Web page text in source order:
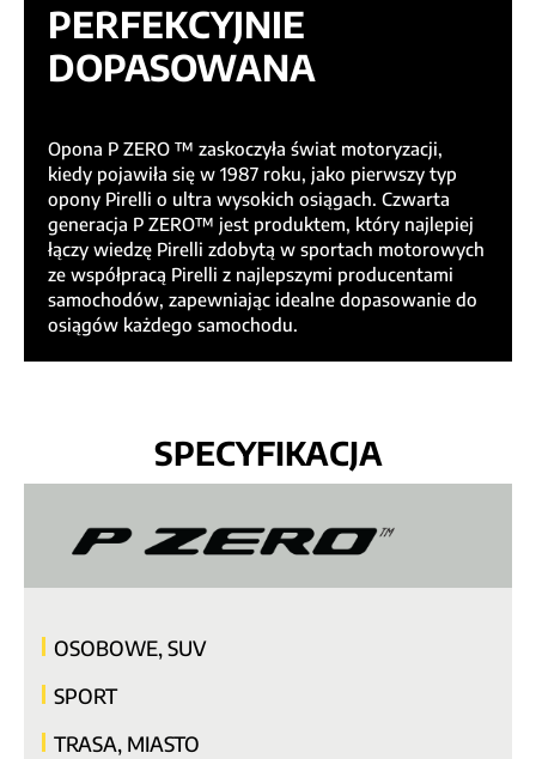
PERFEKCYJNIE
DOPASOWANA
Opona P ZERO ™ zaskoczyła świat motoryzacji,
kiedy pojawiła się w 1987 roku, jako pierwszy typ
opony Pirelli o ultra wysokich osiągach. Czwarta
generacja P ZERO™ jest produktem, który najlepiej
łączy wiedzę Pirelli zdobytą w sportach motorowych
ze współpracą Pirelli z najlepszymi producentami
samochodów, zapewniając idealne dopasowanie do
osiągów każdego samochodu.
SPECYFIKACJA
OSOBOWE, SUV
SPORT
TRASA, MIASTO